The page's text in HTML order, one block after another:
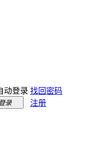
动登录 找回密码
登录 注册